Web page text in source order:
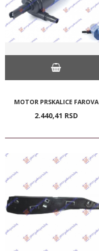
MOTOR PRSKALICE FAROVA
2.440,41 RSD